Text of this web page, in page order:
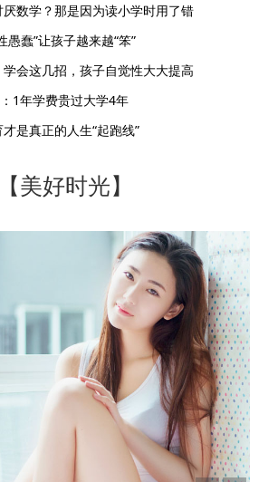
数学？那是因为读小学时用了错
愚蠢”让孩子越来越“笨”
会这几招，孩子自觉性大大提高
1年学费贵过大学4年
是真正的人生“起跑线”
【美好时光】